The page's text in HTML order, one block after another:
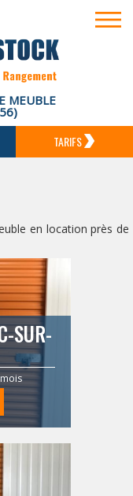
MEUBLE
TARIFS
en location près de
SUR-